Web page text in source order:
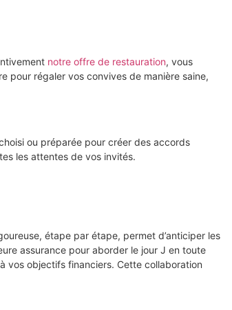
notre offre de restauration, vous
pour régaler vos convives de manière saine,
ou préparée pour créer des accords
les attentes de vos invités.
étape par étape, permet d’anticiper les
assurance pour aborder le jour J en toute
vos objectifs financiers. Cette collaboration